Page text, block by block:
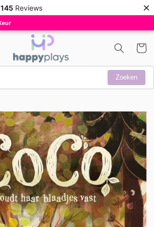
145 Reviews ×
Zoeken